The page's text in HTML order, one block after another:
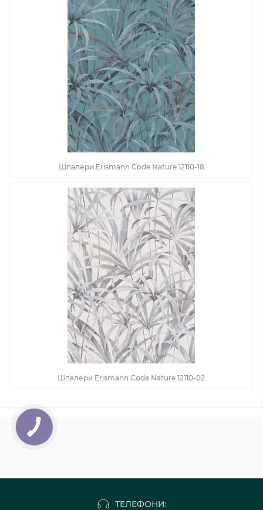
Шпалери Erismann Code Nature 12110-18
Шпалери Erismann Code Nature 12110-02
ТЕЛЕФОНИ: